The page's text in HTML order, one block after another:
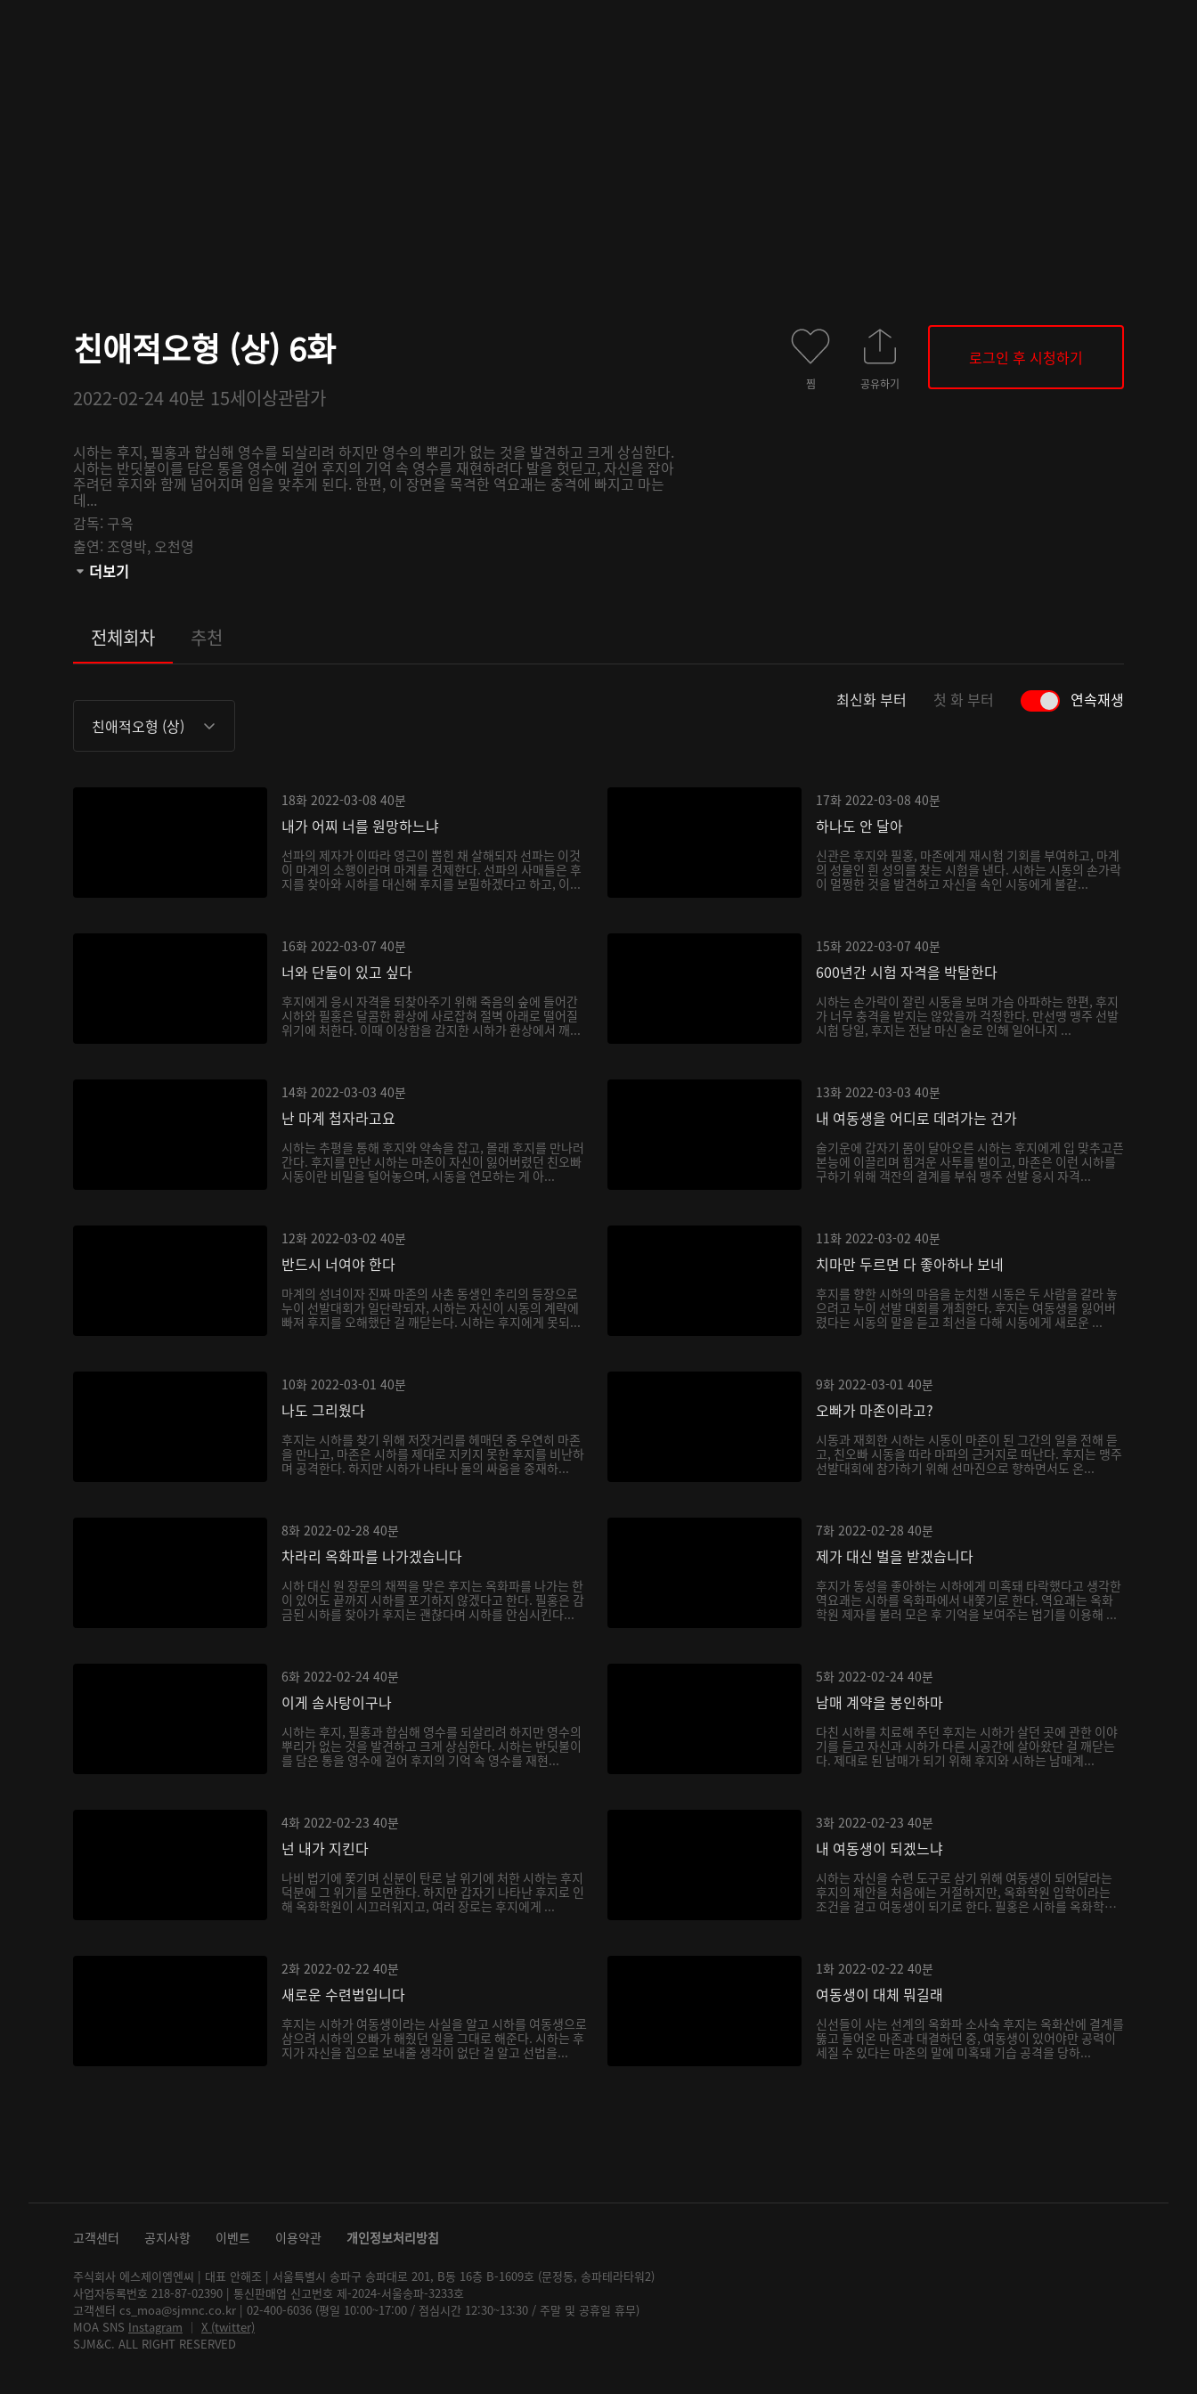
친애적오형 (상) 6화
2022-02-24 40분 15세이상관람가
시하는 후지, 필홍과 합심해 영수를 되살리려 하지만 영수의 뿌리가 없는 것을 발견하고 크게 상심한다.
시하는 반딧불이를 담은 통을 영수에 걸어 후지의 기억 속 영수를 재현하려다 발을 헛딛고, 자신을 잡아
주려던 후지와 함께 넘어지며 입을 맞추게 된다. 한편, 이 장면을 목격한 역요괘는 충격에 빠지고 마는
데...
감독: 구옥
출연: 조영박, 오천영
관람등급:
더보기
찜 공유하기
로그인 후 시청하기
전체회차 추천
친애적오형 (상)
최신화 부터 첫 화 부터 연속재생
18화 2022-03-08 40분
내가 어찌 너를 원망하느냐
선파의 제자가 이따라 영근이 뽑힌 채 살해되자 선파는 이것
이 마계의 소행이라며 마계를 견제한다. 선파의 사매들은 후
지를 찾아와 시하를 대신해 후지를 보필하겠다고 하고, 이...
17화 2022-03-08 40분
하나도 안 달아
신관은 후지와 필홍, 마존에게 재시험 기회를 부여하고, 마계
의 성물인 흰 성의를 찾는 시험을 낸다. 시하는 시동의 손가락
이 멀쩡한 것을 발견하고 자신을 속인 시동에게 불같...
16화 2022-03-07 40분
너와 단둘이 있고 싶다
후지에게 응시 자격을 되찾아주기 위해 죽음의 숲에 들어간
시하와 필홍은 달콤한 환상에 사로잡혀 절벽 아래로 떨어질
위기에 처한다. 이때 이상함을 감지한 시하가 환상에서 깨...
15화 2022-03-07 40분
600년간 시험 자격을 박탈한다
시하는 손가락이 잘린 시동을 보며 가슴 아파하는 한편, 후지
가 너무 충격을 받지는 않았을까 걱정한다. 만선맹 맹주 선발
시험 당일, 후지는 전날 마신 술로 인해 일어나지 ...
14화 2022-03-03 40분
난 마계 첩자라고요
시하는 추평을 통해 후지와 약속을 잡고, 몰래 후지를 만나러
간다. 후지를 만난 시하는 마존이 자신이 잃어버렸던 친오빠
시동이란 비밀을 털어놓으며, 시동을 연모하는 게 아...
13화 2022-03-03 40분
내 여동생을 어디로 데려가는 건가
술기운에 갑자기 몸이 달아오른 시하는 후지에게 입 맞추고픈
본능에 이끌리며 힘겨운 사투를 벌이고, 마존은 이런 시하를
구하기 위해 객잔의 결계를 부숴 맹주 선발 응시 자격...
12화 2022-03-02 40분
반드시 너여야 한다
마계의 성녀이자 진짜 마존의 사촌 동생인 추리의 등장으로
누이 선발대회가 일단락되자, 시하는 자신이 시동의 계략에
빠져 후지를 오해했단 걸 깨닫는다. 시하는 후지에게 못되...
11화 2022-03-02 40분
치마만 두르면 다 좋아하나 보네
후지를 향한 시하의 마음을 눈치챈 시동은 두 사람을 갈라 놓
으려고 누이 선발 대회를 개최한다. 후지는 여동생을 잃어버
렸다는 시동의 말을 듣고 최선을 다해 시동에게 새로운 ...
10화 2022-03-01 40분
나도 그리웠다
후지는 시하를 찾기 위해 저잣거리를 헤매던 중 우연히 마존
을 만나고, 마존은 시하를 제대로 지키지 못한 후지를 비난하
며 공격한다. 하지만 시하가 나타나 둘의 싸움을 중재하...
9화 2022-03-01 40분
오빠가 마존이라고?
시동과 재회한 시하는 시동이 마존이 된 그간의 일을 전해 듣
고, 친오빠 시동을 따라 마파의 근거지로 떠난다. 후지는 맹주
선발대회에 참가하기 위해 선마진으로 향하면서도 온...
8화 2022-02-28 40분
차라리 옥화파를 나가겠습니다
시하 대신 원 장문의 채찍을 맞은 후지는 옥화파를 나가는 한
이 있어도 끝까지 시하를 포기하지 않겠다고 한다. 필홍은 감
금된 시하를 찾아가 후지는 괜찮다며 시하를 안심시킨다...
7화 2022-02-28 40분
제가 대신 벌을 받겠습니다
후지가 동성을 좋아하는 시하에게 미혹돼 타락했다고 생각한
역요괘는 시하를 옥화파에서 내쫓기로 한다. 역요괘는 옥화
학원 제자를 불러 모은 후 기억을 보여주는 법기를 이용해 ...
6화 2022-02-24 40분
이게 솜사탕이구나
시하는 후지, 필홍과 합심해 영수를 되살리려 하지만 영수의
뿌리가 없는 것을 발견하고 크게 상심한다. 시하는 반딧불이
를 담은 통을 영수에 걸어 후지의 기억 속 영수를 재현...
5화 2022-02-24 40분
남매 계약을 봉인하마
다친 시하를 치료해 주던 후지는 시하가 살던 곳에 관한 이야
기를 듣고 자신과 시하가 다른 시공간에 살아왔단 걸 깨닫는
다. 제대로 된 남매가 되기 위해 후지와 시하는 남매계...
4화 2022-02-23 40분
넌 내가 지킨다
나비 법기에 쫓기며 신분이 탄로 날 위기에 처한 시하는 후지
덕분에 그 위기를 모면한다. 하지만 갑자기 나타난 후지로 인
해 옥화학원이 시끄러워지고, 여러 장로는 후지에게 ...
3화 2022-02-23 40분
내 여동생이 되겠느냐
시하는 자신을 수련 도구로 삼기 위해 여동생이 되어달라는
후지의 제안을 처음에는 거절하지만, 옥화학원 입학이라는
조건을 걸고 여동생이 되기로 한다. 필홍은 시하를 옥화학
2화 2022-02-22 40분
새로운 수련법입니다
후지는 시하가 여동생이라는 사실을 알고 시하를 여동생으로
삼으려 시하의 오빠가 해줬던 일을 그대로 해준다. 시하는 후
지가 자신을 집으로 보내줄 생각이 없단 걸 알고 선법을...
1화 2022-02-22 40분
여동생이 대체 뭐길래
신선들이 사는 선계의 옥화파 소사숙 후지는 옥화산에 결계를
뚫고 들어온 마존과 대결하던 중, 여동생이 있어야만 공력이
세질 수 있다는 마존의 말에 미혹돼 기습 공격을 당하...
고객센터 공지사항 이벤트 이용약관 개인정보처리방침
주식회사 에스제이엠엔씨 | 대표 안해조 | 서울특별시 송파구 송파대로 201, B동 16층 B-1609호 (문정동, 송파테라타워2)
사업자등록번호 218-87-02390 | 통신판매업 신고번호 제-2024-서울송파-3233호
고객센터 cs_moa@sjmnc.co.kr | 02-400-6036 (평일 10:00~17:00 / 점심시간 12:30~13:30 / 주말 및 공휴일 휴무)
MOA SNS Instagram │ X (twitter)
SJM&C. ALL RIGHT RESERVED